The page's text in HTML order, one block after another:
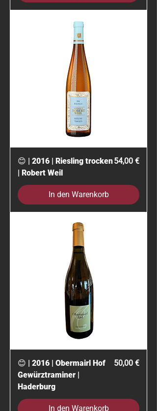
😊 | 2016 | Riesling trocken
| Robert Weil
Preis
54,00 €
In den Warenkorb
😊 | 2016 | Obermairl Hof
Gewürztraminer |
Haderburg
Preis
50,00 €
In den Warenkorb